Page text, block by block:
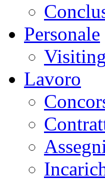
Personale
Lavoro